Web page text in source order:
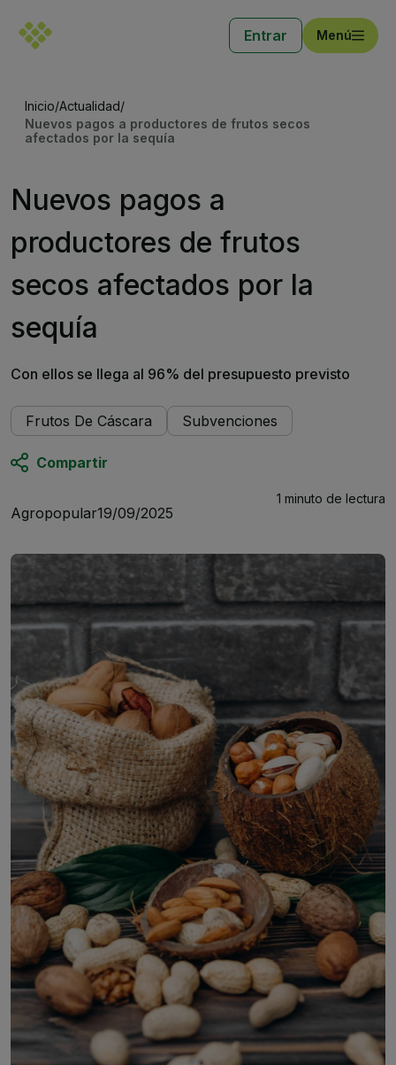
Entrar Menú
Inicio/Actualidad/
Nuevos pagos a productores de frutos secos
afectados por la sequía
Nuevos pagos a
productores de frutos
secos afectados por la
sequía
Con ellos se llega al 96% del presupuesto previsto
Frutos De Cáscara Subvenciones
Compartir
Agropopular19/09/2025
1 minuto de lectura